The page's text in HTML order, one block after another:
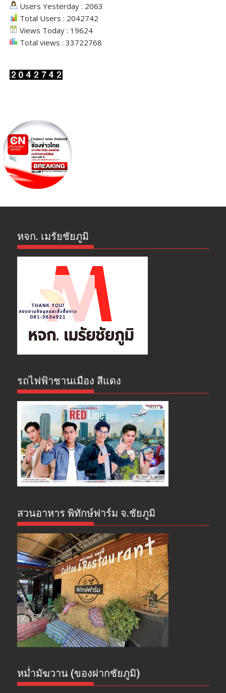
Users Yesterday : 2063
Total Users : 2042742
Views Today : 19624
Total views : 33722768
หจก. เมรัยชัยภูมิ
รถไฟฟ้าชานเมือง สีแดง
สวนอาหาร พิทักษ์ฟาร์ม จ.ชัยภูมิ
หม่ำมัฆวาน (ของฝากชัยภูมิ)